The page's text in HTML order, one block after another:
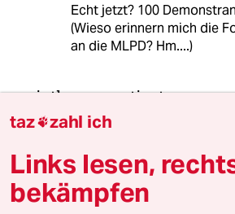
Echt jetzt? 100
(Wieso erinnern mich die
an die MLPD? Hm....)
meistkommentiert
1 AfD-Wählen als
taz zahl ich
Links lesen,
bekämpfen